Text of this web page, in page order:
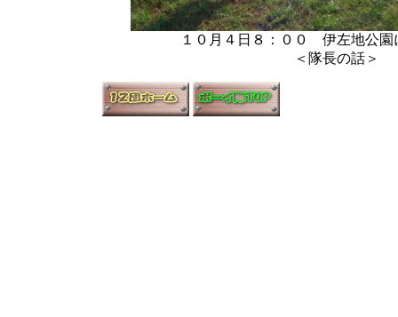
１０月４日８：００ 伊左地公
＜隊長の話＞